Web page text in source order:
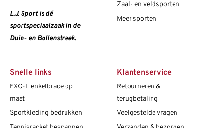
L.J. Sport is dé
sportspeciaalzaak in de
Duin- en Bollenstreek.
Zaal- en veldsporten
Meer sporten
Snelle links
EXO-L enkelbrace op
maat
Sportkleding bedrukken
Klantenservice
Retourneren &
terugbetaling
Veelgestelde vragen